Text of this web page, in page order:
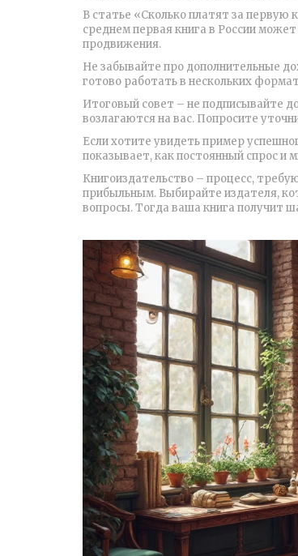
В статье «Сколько платят за
среднем первая книга в России
продвижения.
Не забывайте про дополнительные
готово работать в нескольких
Итоговый совет – не подписывайте
возлагаются на вас. Попросите
Если хотите увидеть пример
показывает, как постоянный спрос и
Книгоиздательство – процесс,
прибыльным. Выбирайте издателя,
вопросы. Тогда ваша книга получит